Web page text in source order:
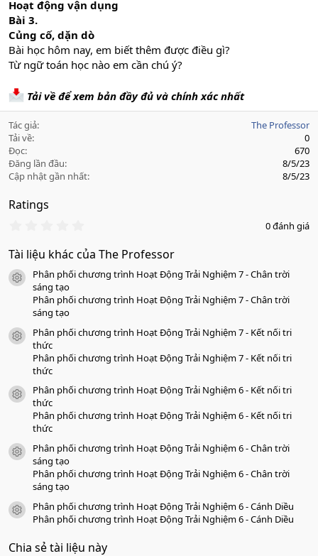
Hoạt động vận dụng
Bài 3.
Củng cố, dặn dò
Bài học hôm nay, em biết thêm được điều gì?
Từ ngữ toán học nào em cần chú ý?
Tải về để xem bản đầy đủ và chính xác nhất
Tác giả
The Professor
Tải về
0
Đọc
670
Đăng lần đầu
8/5/23
Cập nhật gần nhất
8/5/23
Ratings
0
0
a
0 đánh giá
Tài liệu khác của The Professor
icon tài liệu
Phân phối chương trình Hoạt Động Trải Nghiệm 7 - Chân trời
sáng tạo
Phân phối chương trình Hoạt Động Trải Nghiệm 7 - Chân trời
sáng tạo
icon tài liệu
Phân phối chương trình Hoạt Động Trải Nghiệm 7 - Kết nối tri
thức
Phân phối chương trình Hoạt Động Trải Nghiệm 7 - Kết nối tri
thức
icon tài liệu
Phân phối chương trình Hoạt Động Trải Nghiệm 6 - Kết nối tri
thức
Phân phối chương trình Hoạt Động Trải Nghiệm 6 - Kết nối tri
thức
icon tài liệu
Phân phối chương trình Hoạt Động Trải Nghiệm 6 - Chân trời
sáng tạo
Phân phối chương trình Hoạt Động Trải Nghiệm 6 - Chân trời
sáng tạo
icon tài liệu
Phân phối chương trình Hoạt Động Trải Nghiệm 6 - Cánh Diều
Phân phối chương trình Hoạt Động Trải Nghiệm 6 - Cánh Diều
Chia sẻ tài liệu này